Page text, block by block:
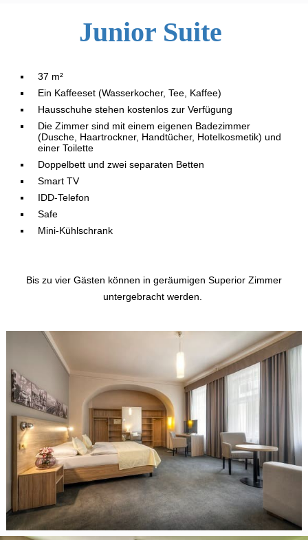
Junior Suite
37 m²
Ein Kaffeeset (Wasserkocher, Tee, Kaffee)
Hausschuhe stehen kostenlos zur Verfügung
Die Zimmer sind mit einem eigenen Badezimmer
(Dusche, Haartrockner, Handtücher, Hotelkosmetik) und
einer Toilette
Doppelbett und zwei separaten Betten
Smart TV
IDD-Telefon
Safe
Mini-Kühlschrank
Bis zu vier Gästen können in geräumigen Superior Zimmer
untergebracht werden.